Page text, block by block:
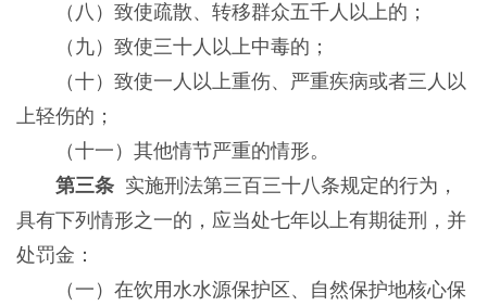
（八）致使疏散、转移群众五千人以上的；
（九）致使三十人以上中毒的；
（十）致使一人以上重伤、严重疾病或者三人以
上轻伤的；
（十一）其他情节严重的情形。
第三条实施刑法第三百三十八条规定的行为，
具有下列情形之一的，应当处七年以上有期徒刑，并
处罚金：
（一）在饮用水水源保护区、自然保护地核心保